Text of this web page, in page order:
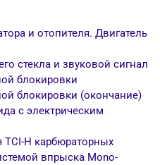
и отопителя. Двигатель
стекла и звуковой сигнал
блокировки
блокировки (окончание)
с электрическим
TCI-H карбюраторных
впрыска Mono-